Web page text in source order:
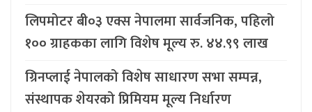
लिपमोटर बी०३ एक्स नेपालमा सार्वजनिक, पहिलो
१०० ग्राहकका लागि विशेष मूल्य रु. ४४.९९ लाख
ग्रिनप्लाई नेपालको विशेष साधारण सभा सम्पन्न,
संस्थापक शेयरको प्रिमियम मूल्य निर्धारण